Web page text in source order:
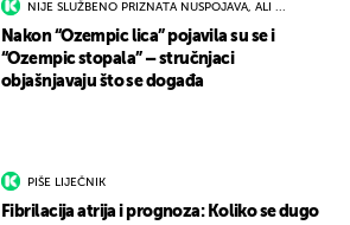
NIJE SLUŽBENO PRIZNATA NUSPOJAVA, ALI ...
Nakon “Ozempic lica” pojavila su se i
“Ozempic stopala” – stručnjaci
objašnjavaju što se događa
PIŠE LIJEČNIK
Fibrilacija atrija i prognoza: Koliko se dugo